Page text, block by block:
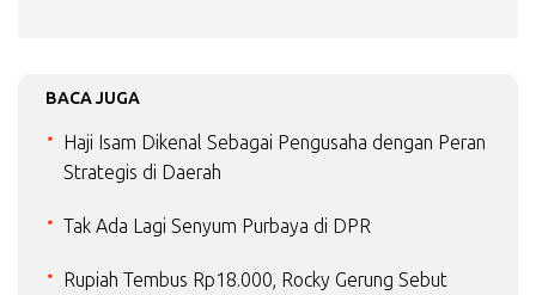
BACA JUGA
Haji Isam Dikenal Sebagai Pengusaha dengan Peran
Strategis di Daerah
Tak Ada Lagi Senyum Purbaya di DPR
Rupiah Tembus Rp18.000, Rocky Gerung Sebut